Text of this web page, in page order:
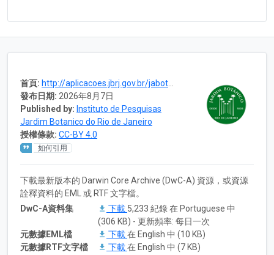
首頁: http://aplicacoes.jbrj.gov.br/jabot/v2
發布日期: 2026年8月7日
Published by: Instituto de Pesquisas
Jardim Botanico do Rio de Janeiro
授權條款: CC-BY 4.0
如何引用
下載最新版本的 Darwin Core Archive (DwC-A) 資源，或資源
詮釋資料的 EML 或 RTF 文字檔。
DwC-A資料集
下載 5,233 紀錄 在 Portuguese 中
(306 KB) - 更新頻率: 每日一次
元數據EML檔
下載在 English 中 (10 KB)
元數據RTF文字檔
下載在 English 中 (7 KB)